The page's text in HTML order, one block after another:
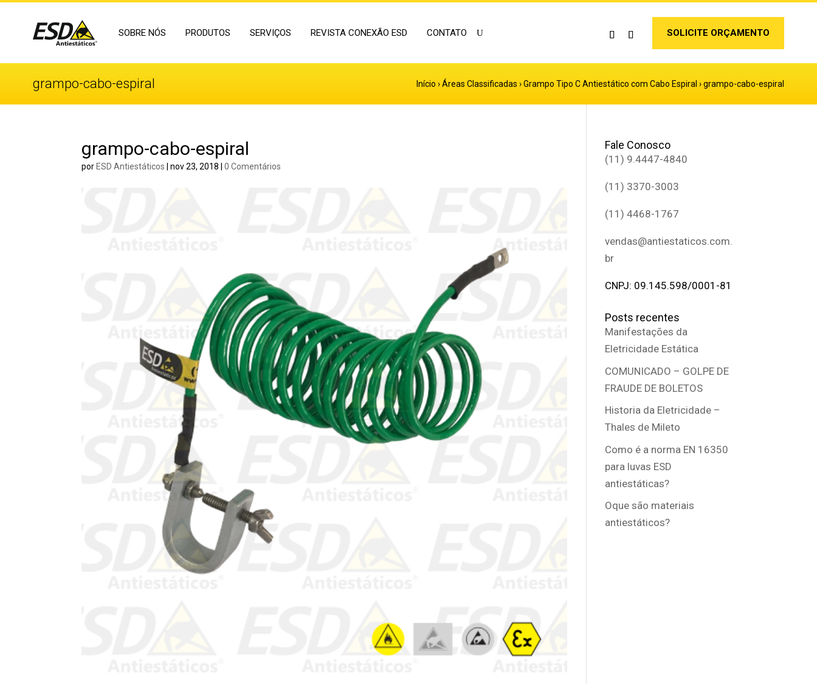
SOBRE NÓS PRODUTOS SERVIÇOS REVISTA CONEXÃO ESD CONTATO SOLICITE ORÇAMENTO
grampo-cabo-espiral Início ›Áreas Classificadas ›Grampo Tipo C Antiestático com Cabo Espiral ›grampo-cabo-espiral
grampo-cabo-espiral
por ESD Antiestáticos |nov 23, 2018 |0 Comentários
Fale Conosco
(11) 9.4447-4840
(11) 3370-3003
(11) 4468-1767
vendas@antiestaticos.com.
br
CNPJ: 09.145.598/0001-81
Posts recentes
Manifestações da
Eletricidade Estática
COMUNICADO – GOLPE DE
FRAUDE DE BOLETOS
Historia da Eletricidade –
Thales de Mileto
Como é a norma EN 16350
para luvas ESD
antiestáticas?
Oque são materiais
antiestáticos?